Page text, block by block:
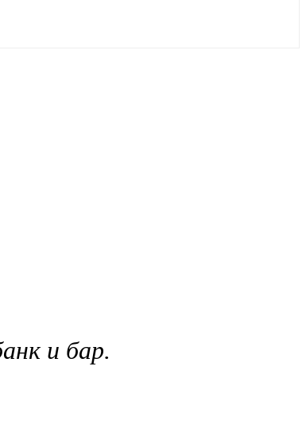
и бар.